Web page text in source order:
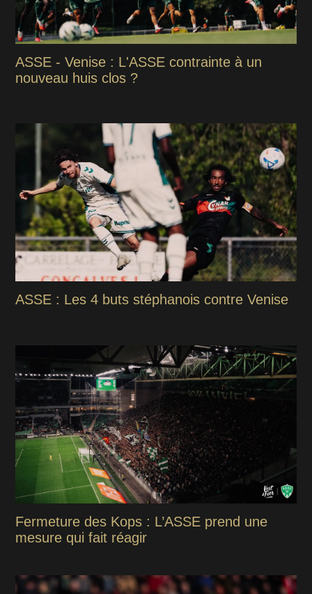
ASSE - Venise : L'ASSE contrainte à un
nouveau huis clos ?
ASSE : Les 4 buts stéphanois contre Venise
Fermeture des Kops : L’ASSE prend une
mesure qui fait réagir